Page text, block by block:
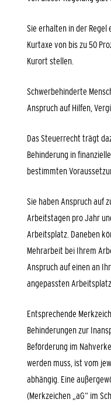
Sie erhalten in der
Kurtaxe von bis zu 50
Kurort stellen.
Schwerbehinderte
Anspruch auf Hilfen,
Das Steuerrecht trägt
Behinderung in
bestimmten
Sie haben Anspruch auf
Arbeitstagen pro Jahr
Arbeitsplatz. Daneben
Mehrarbeit bei Ihrem
Anspruch auf einen an
angepassten Arbeitsplatz.
Entsprechende
Behinderungen zur
Beförderung im
werden muss, ist vom
abhängig. Eine
(Merkzeichen „aG“ im